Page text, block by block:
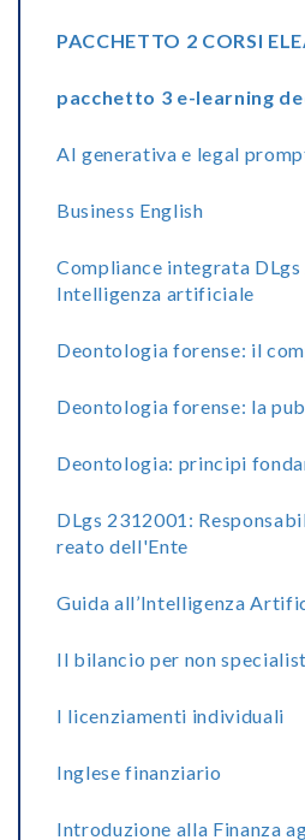
PACCHETTO 2 CORSI
pacchetto 3 e-learning
AI generativa e legal
Business English
Compliance integrata
Intelligenza artificiale
Deontologia forense: il
Deontologia forense: la
Deontologia: principi
DLgs 2312001:
reato dell'Ente
Guida all’Intelligenza
Il bilancio per non
I licenziamenti individuali
Inglese finanziario
Introduzione alla Finanza